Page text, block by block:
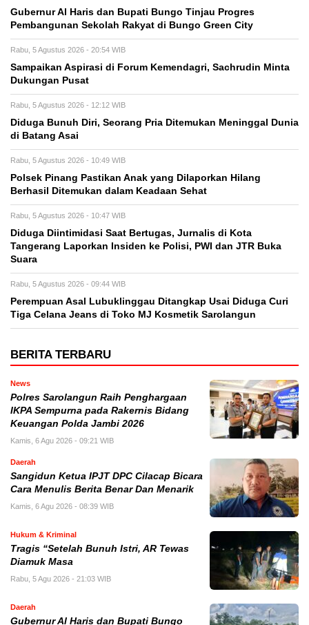
​Gubernur Al Haris dan Bupati Bungo Tinjau Progres
Pembangunan Sekolah Rakyat di Bungo Green City
Rabu, 5 Agustus 2026 - 20:54 WIB
Sampaikan Aspirasi di Forum Kemendagri, Sachrudin Minta
Dukungan Pusat
Rabu, 5 Agustus 2026 - 12:12 WIB
Diduga Bunuh Diri, Seorang Pria Ditemukan Meninggal Dunia
di Batang Asai
Rabu, 5 Agustus 2026 - 10:49 WIB
Polsek Pinang Pastikan Anak yang Dilaporkan Hilang
Berhasil Ditemukan dalam Keadaan Sehat
Rabu, 5 Agustus 2026 - 10:47 WIB
Diduga Diintimidasi Saat Bertugas, Jurnalis di Kota
Tangerang Laporkan Insiden ke Polisi, PWI dan JTR Buka
Suara
Rabu, 5 Agustus 2026 - 09:44 WIB
Perempuan Asal Lubuklinggau Ditangkap Usai Diduga Curi
Tiga Celana Jeans di Toko MJ Kosmetik Sarolangun
BERITA TERBARU
News
Polres Sarolangun Raih Penghargaan
IKPA Sempurna pada Rakernis Bidang
Keuangan Polda Jambi 2026
Kamis, 6 Agu 2026 - 09:21 WIB
Daerah
Sangidun Ketua IPJT DPC Cilacap Bicara
Cara Menulis Berita Benar Dan Menarik
Kamis, 6 Agu 2026 - 08:39 WIB
Hukum & Kriminal
Tragis “Setelah Bunuh Istri, AR Tewas
Diamuk Masa
Rabu, 5 Agu 2026 - 21:03 WIB
Daerah
​Gubernur Al Haris dan Bupati Bungo